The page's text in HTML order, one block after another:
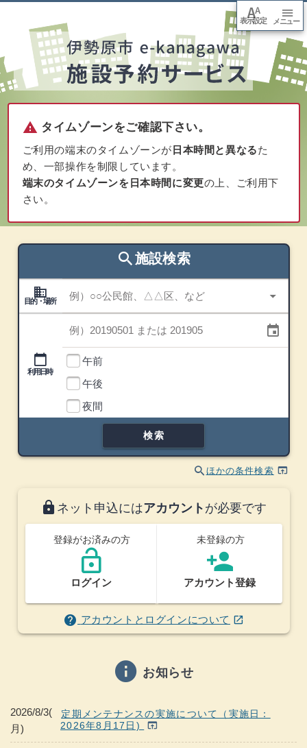
arrow_downward
本文
へ移
動
font_adjuster
表示設定
menu
メニュー
warning タイムゾーンをご確認下さい。
ご利用の端末のタイムゾーンが 日本時間と異なるた
め、一部操作を制限しています。
端末のタイムゾーンを日本時間に変更の上、ご利用下
さい。
search施設検索
domain
目的・場所 arrow_drop_down
calendar_today
利用日時
event
午前
午後
夜間
検索
search ほかの条件検索 open_in_browser
lock ネット申込にはアカウント が必要です
登録がお済みの方
lock_open
ログイン
未登録の方
person_add
アカウント登録
help アカウントとログインについて open_in_new
info お知らせ
2026/8/3(
月)
定期メンテナンスの実施について（実施日：
2026年8月17日)
open_in_browser